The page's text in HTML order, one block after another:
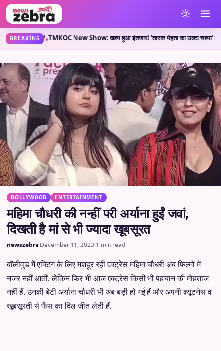
BREAKING
कहती है?•TMKOC New Show: खत्म हुआ इंतजार! ‘तारक मेहता का उल्टा चश्मा’ वाले
BOLLYWOOD ENTERTAINMENT
महिमा चौधरी की नन्हीं परी अर्याना हुईं जवां,
दिखती है मां से भी ज्यादा खूबसूरत
newszebra·December 11, 2023·1 min read
बॉलीवुड में एक्टिंग के लिए मशहूर रहीं एक्ट्रेस महिमा चौधरी अब फिल्मों में
नजर नहीं आतीं. लेकिन फिर भी आज एक्ट्रेस किसी भी पहचान की मोहताज
नहीं हैं. उनकी बेटी अर्याना चौधरी भी अब बड़ी हो गई हैं और अपनी क्यूटनेस व
खूबसूरती से फैंस का दिल जीत लेती हैं.